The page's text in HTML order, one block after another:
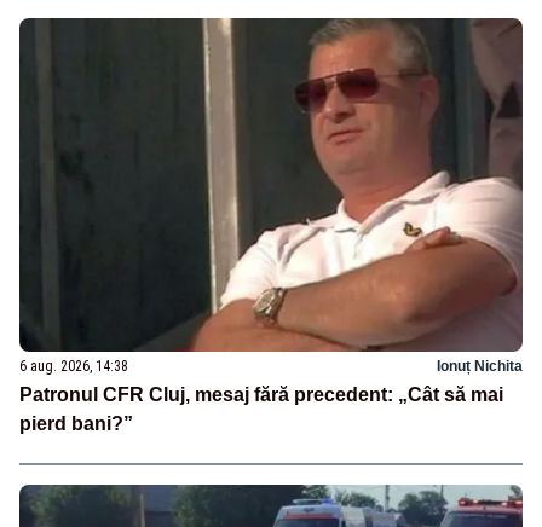
6 aug. 2026, 14:38 Ionuț Nichita
Patronul CFR Cluj, mesaj fără precedent: „Cât să mai
pierd bani?”